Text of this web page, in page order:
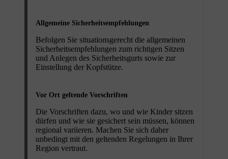
Allgemeine Sicherheitsempfehlungen
Befolgen Sie situationsgerecht die allgemeinen
Sicherheitsempfehlungen zum richtigen Sitzen
und Anlegen des Sicherheitsgurts sowie zur
Einstellung der Kopfstütze.
Vor Ort geltende Vorschriften
Die Vorschriften dazu, wo und wie Kinder sitzen
dürfen und wie sie gesichert sein müssen, können
regional variieren. Machen Sie sich daher
unbedingt mit den geltenden Regelungen in Ihrer
Region vertraut.